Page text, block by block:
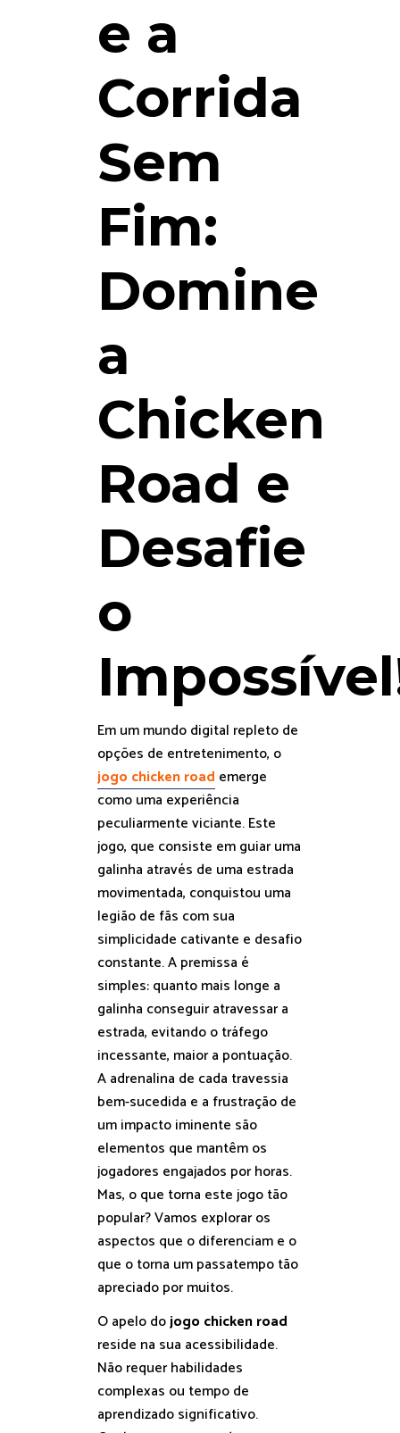
e a
Corrida
Sem
Fim:
Domine
a
Chicken
Road e
Desafie
o
Em um mundo digital repleto de
opções de entretenimento, o
jogo chicken road emerge
como uma experiência
peculiarmente viciante. Este
jogo, que consiste em guiar uma
galinha através de uma estrada
movimentada, conquistou uma
legião de fãs com sua
simplicidade cativante e desafio
constante. A premissa é
simples: quanto mais longe a
galinha conseguir atravessar a
estrada, evitando o tráfego
incessante, maior a pontuação.
A adrenalina de cada travessia
bem-sucedida e a frustração de
um impacto iminente são
elementos que mantêm os
jogadores engajados por horas.
Mas, o que torna este jogo tão
popular? Vamos explorar os
aspectos que o diferenciam e o
que o torna um passatempo tão
apreciado por muitos.
O apelo dojogo chicken road
reside na sua acessibilidade.
Não requer habilidades
complexas ou tempo de
aprendizado significativo.